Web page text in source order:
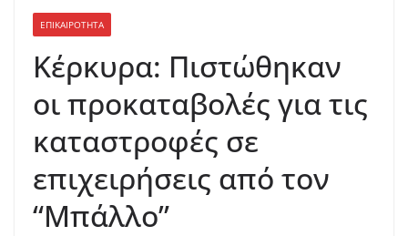
ΕΠΙΚΑΙΡΟΤΗΤΑ
Κέρκυρα: Πιστώθηκαν
οι προκαταβολές για τις
καταστροφές σε
επιχειρήσεις από τον
“Μπάλλο”